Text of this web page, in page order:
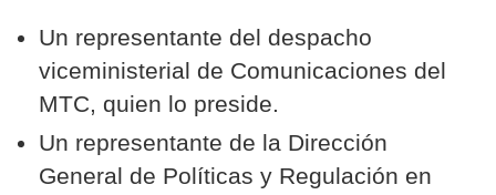
Un representante del despacho
viceministerial de Comunicaciones del
MTC, quien lo preside.
Un representante de la Dirección
General de Políticas y Regulación en